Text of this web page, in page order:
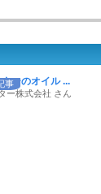
事ーのオイル ...
ー株式会社 さん